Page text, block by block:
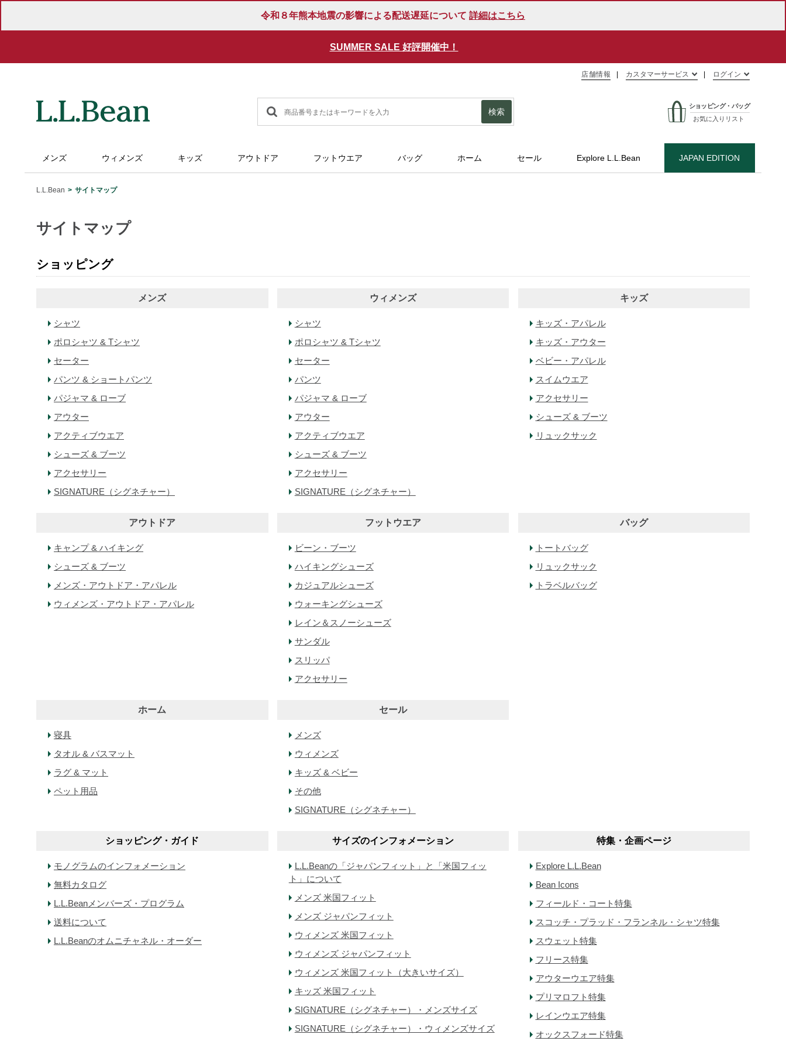
令和８年熊本地震の影響による配送遅延について 詳細はこちら
SUMMER SALE 好評開催中！
店舗情報 カスタマーサービス ログイン
検索
ショッピング・バッグ
お気に入りリスト
メンズ ウィメンズ キッズ アウトドア フットウエア バッグ ホーム セール Explore L.L.Bean JAPAN EDITION
L.L.Bean サイトマップ
サイトマップ
ショッピング
メンズ
シャツ
ポロシャツ & Tシャツ
セーター
パンツ & ショートパンツ
パジャマ & ローブ
アウター
アクティブウエア
シューズ & ブーツ
アクセサリー
SIGNATURE（シグネチャー）
ウィメンズ
シャツ
ポロシャツ & Tシャツ
セーター
パンツ
パジャマ & ローブ
アウター
アクティブウエア
シューズ & ブーツ
アクセサリー
SIGNATURE（シグネチャー）
キッズ
キッズ・アパレル
キッズ・アウター
ベビー・アパレル
スイムウエア
アクセサリー
シューズ & ブーツ
リュックサック
アウトドア
キャンプ & ハイキング
シューズ & ブーツ
メンズ・アウトドア・アパレル
ウィメンズ・アウトドア・アパレル
フットウエア
ビーン・ブーツ
ハイキングシューズ
カジュアルシューズ
ウォーキングシューズ
レイン＆スノーシューズ
サンダル
スリッパ
アクセサリー
バッグ
トートバッグ
リュックサック
トラベルバッグ
ホーム
寝具
タオル & バスマット
ラグ & マット
ペット用品
セール
メンズ
ウィメンズ
キッズ & ベビー
その他
SIGNATURE（シグネチャー）
ショッピング・ガイド
モノグラムのインフォメーション
無料カタログ
L.L.Beanメンバーズ・プログラム
送料について
L.L.Beanのオムニチャネル・オーダー
サイズのインフォメーション
L.L.Beanの「ジャパンフィット」と「米国フィッ
ト」について
メンズ 米国フィット
メンズ ジャパンフィット
ウィメンズ 米国フィット
ウィメンズ ジャパンフィット
ウィメンズ 米国フィット（大きいサイズ）
キッズ 米国フィット
SIGNATURE（シグネチャー）・メンズサイズ
SIGNATURE（シグネチャー）・ウィメンズサイズ
特集・企画ページ
Explore L.L.Bean
Bean Icons
フィールド・コート特集
スコッチ・プラッド・フランネル・シャツ特集
スウェット特集
フリース特集
アウターウエア特集
プリマロフト特集
レインウエア特集
オックスフォード特集